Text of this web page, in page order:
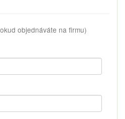
objednáváte na firmu)